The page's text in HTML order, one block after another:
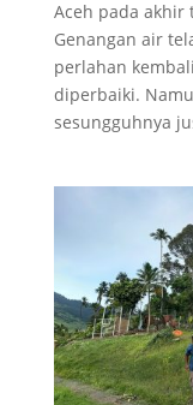
Aceh pada akhir
Genangan air
perlahan
diperbaiki.
sesungguhnya